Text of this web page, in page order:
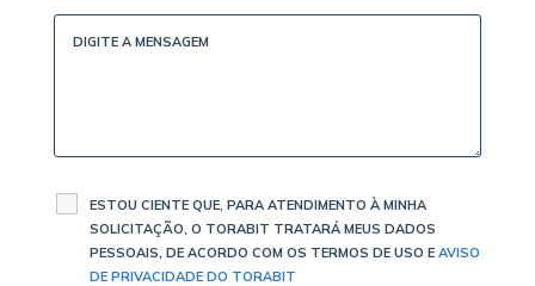
ESTOU CIENTE QUE, PARA ATENDIMENTO À MINHA
SOLICITAÇÃO, O TORABIT TRATARÁ MEUS DADOS
PESSOAIS, DE ACORDO COM OS TERMOS DE USO E AVISO
DE PRIVACIDADE DO TORABIT